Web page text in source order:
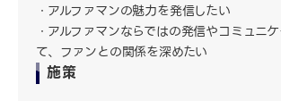
アルファマンの魅力を発信したい
アルファマンならではの発信やコミュニ
て、ファンとの関係を深めたい
施策